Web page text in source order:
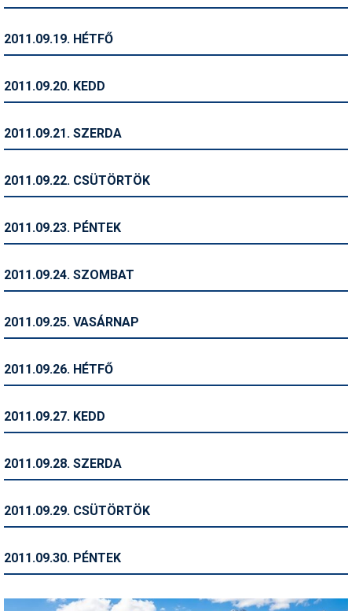
Snowboard
Szakértők
Telemark
Történelem
Utazási tippek
2011.09.19. HÉTFŐ
2011.09.20. KEDD
2011.09.21. SZERDA
2011.09.22. CSÜTÖRTÖK
2011.09.23. PÉNTEK
2011.09.24. SZOMBAT
2011.09.25. VASÁRNAP
2011.09.26. HÉTFŐ
2011.09.27. KEDD
2011.09.28. SZERDA
2011.09.29. CSÜTÖRTÖK
2011.09.30. PÉNTEK